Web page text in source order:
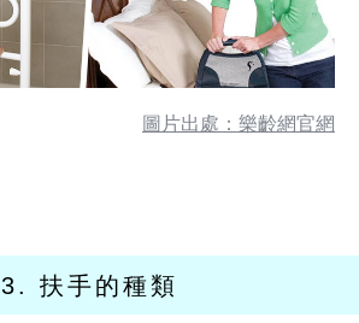
圖片出處：樂齡網官網
3. 扶手的種類